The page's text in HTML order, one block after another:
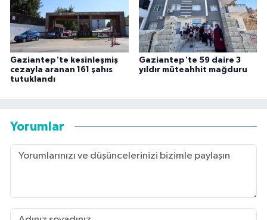
Gaziantep'te kesinleşmiş
cezayla aranan 161 şahıs
tutuklandı
Gaziantep'te 59 daire 3
yıldır müteahhit mağduru
Yorumlar